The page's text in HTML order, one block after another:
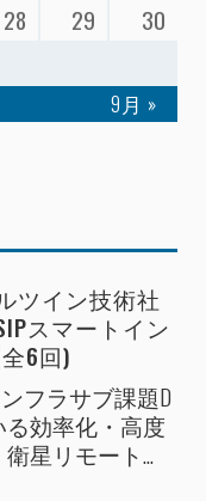
28 29
30
9月 »
ツイン技術社
スマートイン
6回)
フラサブ課題D
効率化・高度
星リモート...